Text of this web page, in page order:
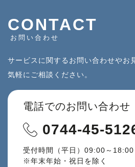
CONTACT
お問い合わせ
サービスに関するお問い合わせやお
気軽にご相談ください。
電話でのお問い合わせ
0744-45-
受付時間（平日）09:00～18:00
※年末年始・祝日を除く